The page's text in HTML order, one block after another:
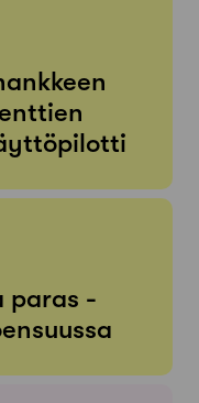
paras -